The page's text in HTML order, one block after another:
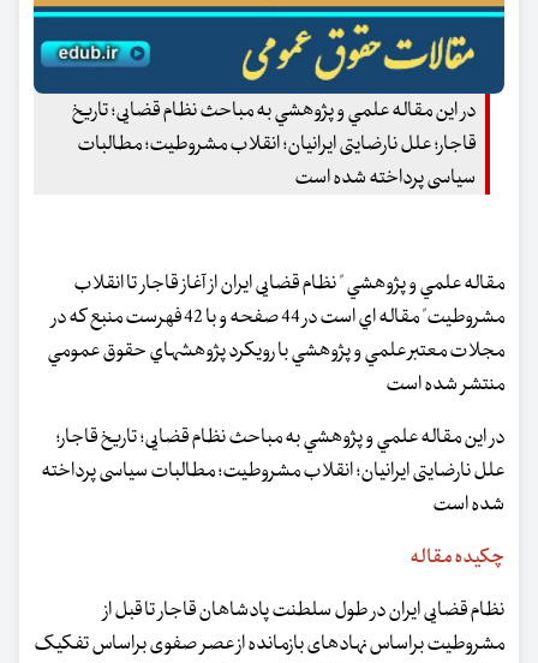
در اين مقاله علمي و پژوهشي به مباحث نظام قضایی؛ تاریخ
قاجار؛ علل نارضایتی ایرانیان؛ انقلاب مشروطیت؛ مطالبات
سیاسی پرداخته شده است
مقاله علمي و پژوهشي " نظام قضایی ایران از آغاز قاجار تا انقلاب
مشروطیت" مقاله اي است در 44 صفحه و با 42 فهرست منبع كه در
مجلات معتبر علمي و پژوهشي با رويكرد پژوهشهاي حقوق عمومي
منتشر شده است
در اين مقاله علمي و پژوهشي به مباحث نظام قضایی؛ تاریخ قاجار؛
علل نارضایتی ایرانیان؛ انقلاب مشروطیت؛ مطالبات سیاسی پرداخته
شده است
چكيده مقاله
نظام قضایی ایران در طول سلطنت پادشاهان قاجار تا قبل از
مشروطیت براساس نهادهای‌ بازمانده از عصر صفوی براساس تفکیک